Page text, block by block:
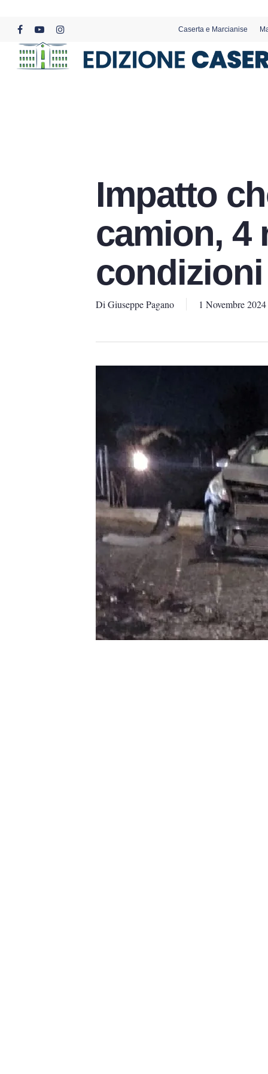
content
facebookyoutubeinstagram
Caserta e Marcianise
Impatto
camion, 4
condizioni
Di Giuseppe Pagano 1 Novembre 2024